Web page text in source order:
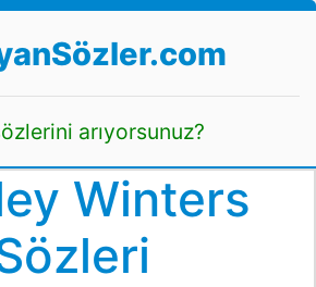
arıyorsunuz?
Winters